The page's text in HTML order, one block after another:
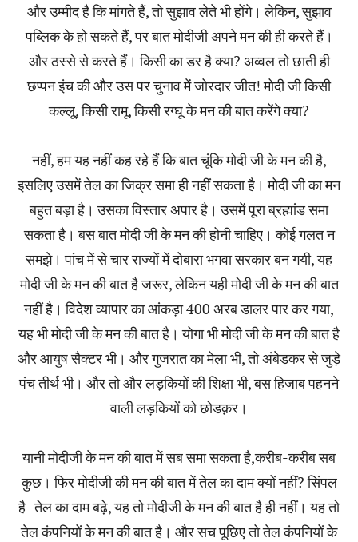
और उम्मीद है कि मांगते हैं, तो सुझाव लेते भी होंगे। लेकिन, सुझाव
पब्लिक के हो सकते हैं, पर बात मोदीजी अपने मन की ही करते हैं।
और ठस्से से करते हैं। किसी का डर है क्या? अव्वल तो छाती ही
छप्पन इंच की और उस पर चुनाव में जोरदार जीत! मोदी जी किसी
कल्लू्, किसी रामू, किसी रग्घू के मन की बात करेंगे क्या?
नहीं, हम यह नहीं कह रहे हैं कि बात चूंकि मोदी जी के मन की है,
इसलिए उसमें तेल का जिक्र समा ही नहीं सकता है। मोदी जी का मन
बहुत बड़ा है। उसका विस्तार अपार है। उसमें पूरा ब्रह्मांड समा
सकता है। बस बात मोदी जी के मन की होनी चाहिए। कोई गलत न
समझे। पांच में से चार राज्यों में दोबारा भगवा सरकार बन गयी, यह
मोदी जी के मन की बात है जरूर, लेकिन यही मोदी जी के मन की बात
नहीं है। विदेश व्यापार का आंकड़ा 400 अरब डालर पार कर गया,
यह भी मोदी जी के मन की बात है। योगा भी मोदी जी के मन की बात है
और आयुष सैक्टर भी। और गुजरात का मेला भी, तो अंबेडकर से जुड़े
पंच तीर्थ भी। और तो और लड़कियों की शिक्षा भी, बस हिजाब पहनने
वाली लड़कियों को छोडक़र।
यानी मोदीजी के मन की बात में सब समा सकता है,करीब-करीब सब
कुछ। फिर मोदीजी की मन की बात में तेल का दाम क्यों नहीं? सिंपल
है–तेल का दाम बढ़े, यह तो मोदीजी के मन की बात है ही नहीं। यह तो
तेल कंपनियों के मन की बात है। और सच पूछिए तो तेल कंपनियों के